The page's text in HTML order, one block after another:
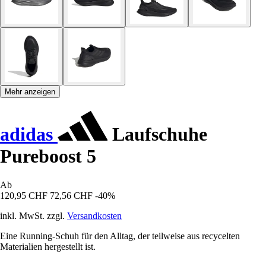
Mehr anzeigen
adidas
Laufschuhe
Pureboost 5
Ab
120,95 CHF 72,56 CHF -40%
inkl. MwSt. zzgl. Versandkosten
Eine Running-Schuh für den Alltag, der teilweise aus recycelten
Materialien hergestellt ist.